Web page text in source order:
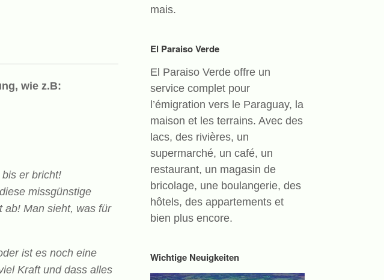
wie z.B:
er bricht!
missgünstige
ab! Man sieht, was für
ist es noch eine
Kraft und dass alles
mais.
El Paraiso Verde
El Paraiso Verde offre un
service complet pour
l’émigration vers le Paraguay, la
maison et les terrains. Avec des
lacs, des rivières, un
supermarché, un café, un
restaurant, un magasin de
bricolage, une boulangerie, des
hôtels, des appartements et
bien plus encore.
Wichtige Neuigkeiten